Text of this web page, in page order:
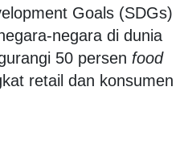
Goals (SDGs)
negara di dunia
50 persen food
retail dan konsumen